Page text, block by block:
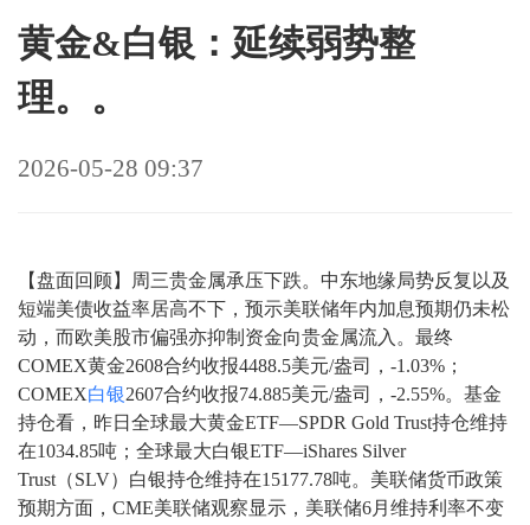
黄金&白银：延续弱势整
理。。
2026-05-28 09:37
【盘面回顾】周三贵金属承压下跌。中东地缘局势反复以及
短端美债收益率居高不下，预示美联储年内加息预期仍未松
动，而欧美股市偏强亦抑制资金向贵金属流入。最终
COMEX黄金2608合约收报4488.5美元/盎司，-1.03%；
COMEX白银2607合约收报74.885美元/盎司，-2.55%。基金
持仓看，昨日全球最大黄金ETF—SPDR Gold Trust持仓维持
在1034.85吨；全球最大白银ETF—iShares Silver
Trust（SLV）白银持仓维持在15177.78吨。美联储货币政策
预期方面，CME美联储观察显示，美联储6月维持利率不变